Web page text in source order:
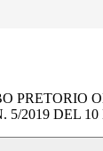
PRETORIO
2019 DEL 10